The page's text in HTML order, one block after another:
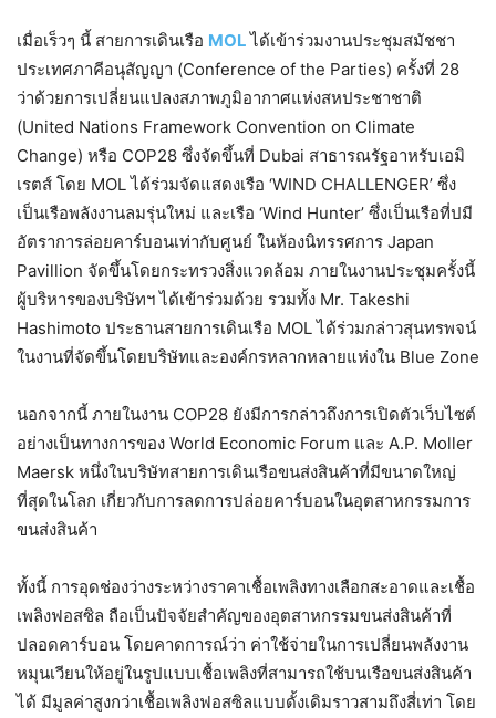
เมื่อเร็วๆ นี้ สายการเดินเรือ MOLได้เข้าร่วมงานประชุมสมัชชา
ประเทศภาคีอนุสัญญา (Conference of the Parties) ครั้งที่ 28
ว่าด้วยการเปลี่ยนแปลงสภาพภูมิอากาศแห่งสหประชาชาติ
(United Nations Framework Convention on Climate
Change) หรือ COP28 ซึ่งจัดขึ้นที่ Dubai สาธารณรัฐอาหรับเอมิ
เรตส์ โดย MOL ได้ร่วมจัดแสดงเรือ ‘WIND CHALLENGER’ ซึ่ง
เป็นเรือพลังงานลมรุ่นใหม่ และเรือ ‘Wind Hunter’ ซึ่งเป็นเรือที่ปมี
อัตราการล่อยคาร์บอนเท่ากับศูนย์ ในห้องนิทรรศการ Japan
Pavillion จัดขึ้นโดยกระทรวงสิ่งแวดล้อม ภายในงานประชุมครั้งนี้
ผู้บริหารของบริษัทฯ ได้เข้าร่วมด้วย รวมทั้ง Mr. Takeshi
Hashimoto ประธานสายการเดินเรือ MOL ได้ร่วมกล่าวสุนทรพจน์
ในงานที่จัดขึ้นโดยบริษัทและองค์กรหลากหลายแห่งใน Blue Zone
นอกจากนี้ ภายในงาน COP28 ยังมีการกล่าวถึงการเปิดตัวเว็บไซต์
อย่างเป็นทางการของ World Economic Forum และ A.P. Moller
Maersk หนึ่งในบริษัทสายการเดินเรือขนส่งสินค้าที่มีขนาดใหญ่
ที่สุดในโลก เกี่ยวกับการลดการปล่อยคาร์บอนในอุตสาหกรรมการ
ขนส่งสินค้า
ทั้งนี้ การอุดช่องว่างระหว่างราคาเชื้อเพลิงทางเลือกสะอาดและเชื้อ
เพลิงฟอสซิล ถือเป็นปัจจัยสำคัญของอุตสาหกรรมขนส่งสินค้าที่
ปลอดคาร์บอน โดยคาดการณ์ว่า ค่าใช้จ่ายในการเปลี่ยนพลังงาน
หมุนเวียนให้อยู่ในรูปแบบเชื้อเพลิงที่สามารถใช้บนเรือขนส่งสินค้า
ได้ มีมูลค่าสูงกว่าเชื้อเพลิงฟอสซิลแบบดั้งเดิมราวสามถึงสี่เท่า โดย